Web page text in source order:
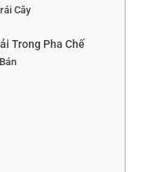
Cây
Trong Pha Chế